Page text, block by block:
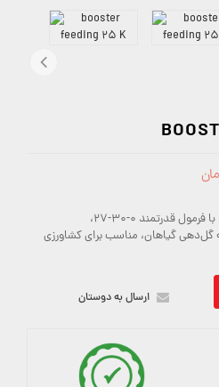
کود Additive Feeding Booster ، با فرمول قدرتمند 0-30-27،
گیاهان، مناسب برای کشاورزی
ارسال به دوستان